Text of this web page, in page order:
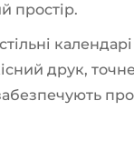
простір.
календарі
друк,